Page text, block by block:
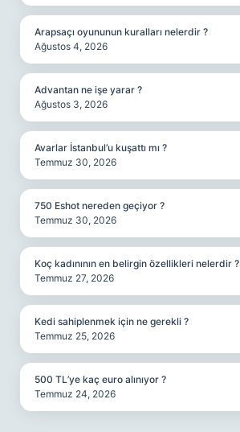
Arapsaçı oyununun kuralları nelerdir ?
Ağustos 4, 2026
Advantan ne işe yarar ?
Ağustos 3, 2026
Avarlar İstanbul’u kuşattı mı ?
Temmuz 30, 2026
750 Eshot nereden geçiyor ?
Temmuz 30, 2026
Koç kadınının en belirgin özellikleri nelerdir ?
Temmuz 27, 2026
Kedi sahiplenmek için ne gerekli ?
Temmuz 25, 2026
500 TL’ye kaç euro alınıyor ?
Temmuz 24, 2026